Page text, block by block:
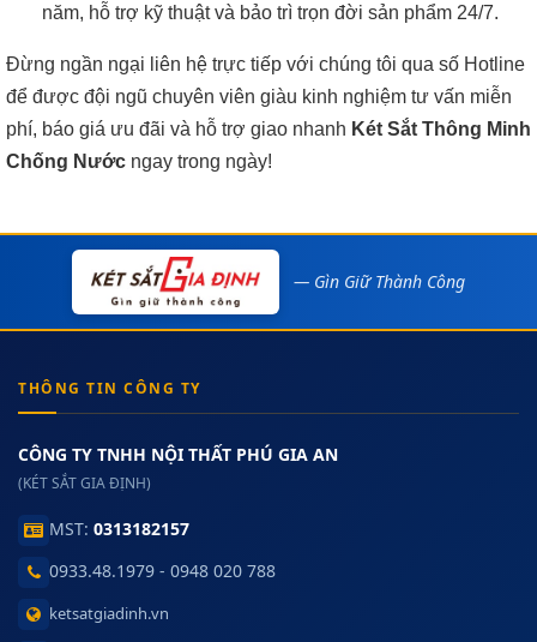
năm, hỗ trợ kỹ thuật và bảo trì trọn đời sản phẩm 24/7.
Đừng ngần ngại liên hệ trực tiếp với chúng tôi qua số Hotline
để được đội ngũ chuyên viên giàu kinh nghiệm tư vấn miễn
phí, báo giá ưu đãi và hỗ trợ giao nhanh Két Sắt Thông Minh
Chống Nước ngay trong ngày!
— Gìn Giữ Thành Công
THÔNG TIN CÔNG TY
CÔNG TY TNHH NỘI THẤT PHÚ GIA AN
(KÉT SẮT GIA ĐỊNH)
MST: 0313182157
0933.48.1979 - 0948 020 788
ketsatgiadinh.vn